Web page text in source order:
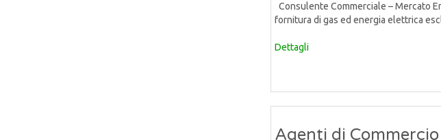
Consulente Commerciale – Mercato
fornitura di gas ed energia elettrica
Dettagli
Agenti di